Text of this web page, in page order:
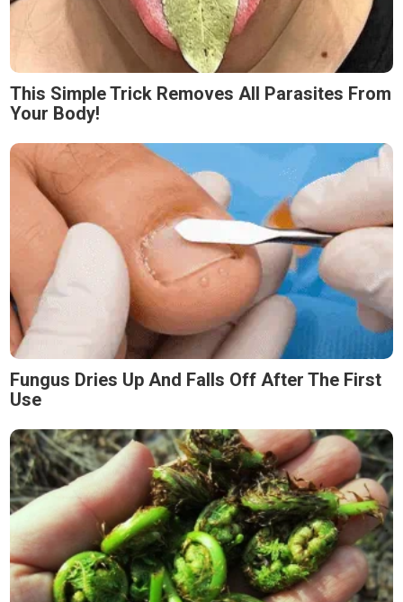
This Simple Trick Removes All Parasites From
Your Body!
Fungus Dries Up And Falls Off After The First
Use